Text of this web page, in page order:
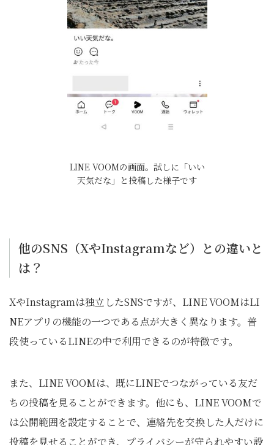
LINE VOOMの画面。試しに「いい
天気だな」と投稿した様子です
他のSNS（XやInstagramなど）との違いと
は？
XやInstagramは独立したSNSですが、LINE VOOMはLI
NEアプリの機能の一つである点が大きく異なります。普
段使っているLINEの中で利用できるのが特徴です。
また、LINE VOOMは、既にLINEでつながっている友だ
ちの投稿を見ることができます。他にも、LINE VOOMで
は公開範囲を設定することで、連絡先を交換した人だけに
投稿を見せることができ、プライバシーが守られやすい設